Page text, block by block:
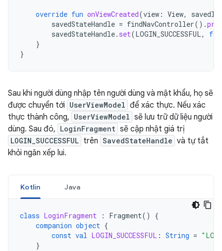
override fun onViewCreated(view : View,
savedStateHandle = findNavController().
savedStateHandle. set(LOGIN_SUCCESSFUL,
}
}
Sau khi người dùng nhập tên người dùng và mật khẩu, họ sẽ
được chuyển tới UserViewModel để xác thực. Nếu xác
thực thành công, UserViewModel sẽ lưu trữ dữ liệu người
dùng. Sau đó, LoginFragment sẽ cập nhật giá trị
LOGIN_SUCCESSFUL trên SavedStateHandle và tự tắt
khỏi ngăn xếp lui.
Kotlin Java
class LoginFragment : Fragment()
{
companion object {
const val LOGIN_SUCCESSFUL : String =
}